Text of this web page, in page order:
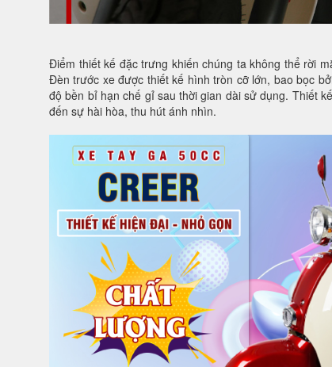
Điểm thiết kế đặc trưng khiến chúng ta không thể rời
Đèn trước xe được thiết kế hình tròn cỡ lớn, bao bọc
độ bền bỉ hạn chế gỉ sau thời gian dài sử dụng. Thiết
đến sự hài hòa, thu hút ánh nhìn.